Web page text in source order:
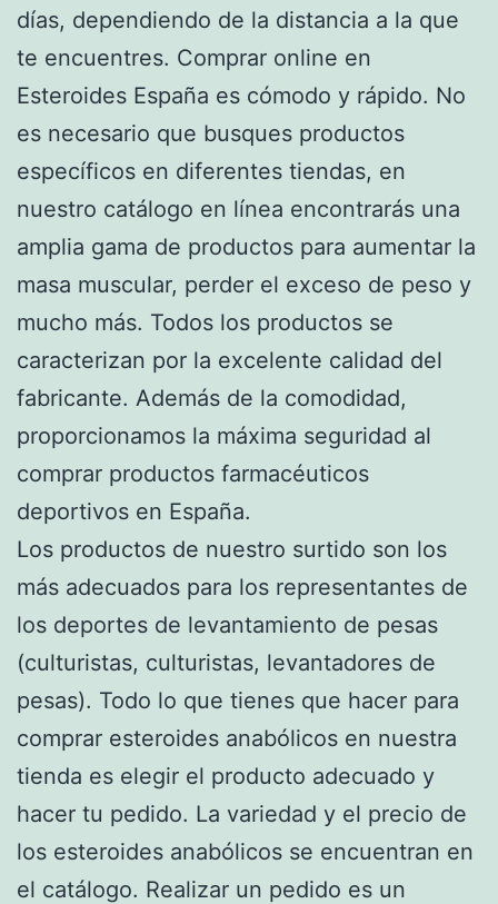
días, dependiendo de la distancia a la que
te encuentres. Comprar online en
Esteroides España es cómodo y rápido. No
es necesario que busques productos
específicos en diferentes tiendas, en
nuestro catálogo en línea encontrarás una
amplia gama de productos para aumentar la
masa muscular, perder el exceso de peso y
mucho más. Todos los productos se
caracterizan por la excelente calidad del
fabricante. Además de la comodidad,
proporcionamos la máxima seguridad al
comprar productos farmacéuticos
deportivos en España.
Los productos de nuestro surtido son los
más adecuados para los representantes de
los deportes de levantamiento de pesas
(culturistas, culturistas, levantadores de
pesas). Todo lo que tienes que hacer para
comprar esteroides anabólicos en nuestra
tienda es elegir el producto adecuado y
hacer tu pedido. La variedad y el precio de
los esteroides anabólicos se encuentran en
el catálogo. Realizar un pedido es un